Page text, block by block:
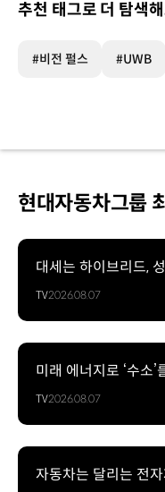
추천 태그로 더 탐색
#비전 펄스 #UWB
현대자동차그룹
대세는 하이브리드,
TV2026.08.07
미래 에너지로 ‘수소
TV2026.08.07
자동차는 달리는 전